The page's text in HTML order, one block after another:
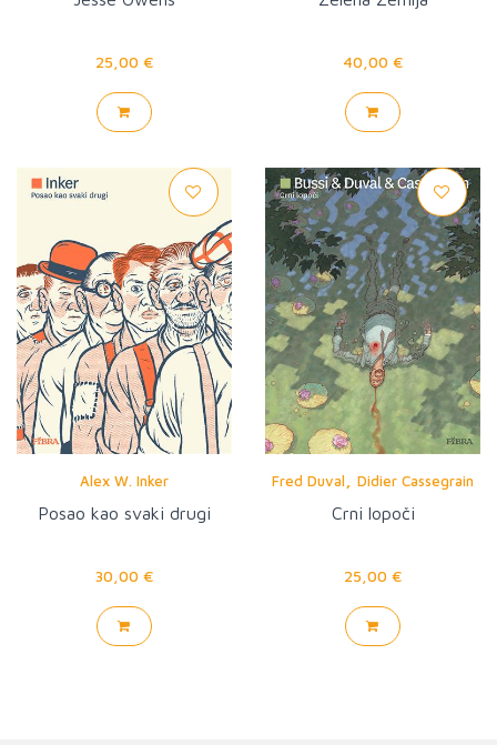
25,00 € 40,00 €
Alex W. Inker
Posao kao svaki drugi
30,00 €
Fred Duval Didier Cassegrain
Crni lopoči
25,00 €